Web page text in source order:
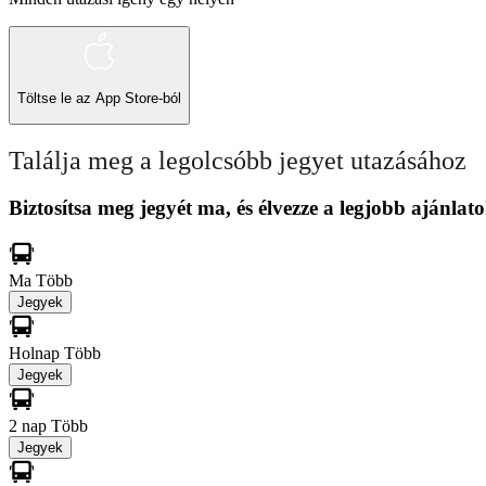
Töltse le az App Store-ból
Találja meg a legolcsóbb jegyet utazásához
Biztosítsa meg jegyét ma, és élvezze a legjobb
Ma Több
Jegyek
Holnap Több
Jegyek
2 nap Több
Jegyek